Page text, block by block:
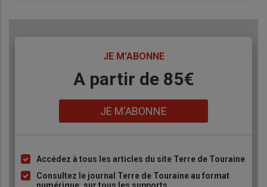
JE M'ABONNE
A partir de 85€
JE M'ABONNE
Liste
à
Accédez à tous les articles du site Terre de Touraine
Consultez le journal Terre de Touraine au format
numérique, sur tous les supports